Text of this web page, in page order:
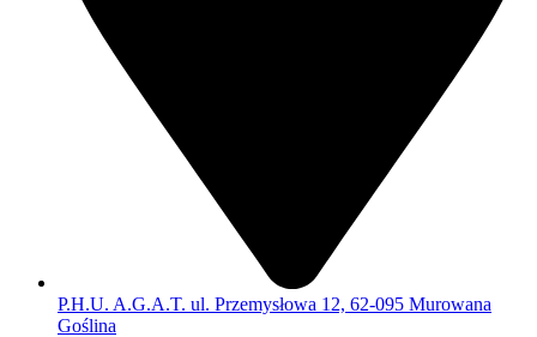
P.H.U. A.G.A.T. ul. Przemysłowa 12, 62-095 Murowana
Goślina